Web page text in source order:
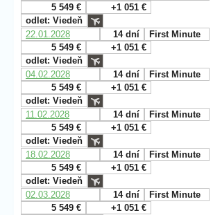
5 549 €
+1 051 €
odlet: Viedeň
22.01.2028
14 dní
First Minute
5 549 €
+1 051 €
odlet: Viedeň
04.02.2028
14 dní
First Minute
5 549 €
+1 051 €
odlet: Viedeň
11.02.2028
14 dní
First Minute
5 549 €
+1 051 €
odlet: Viedeň
18.02.2028
14 dní
First Minute
5 549 €
+1 051 €
odlet: Viedeň
02.03.2028
14 dní
First Minute
5 549 €
+1 051 €